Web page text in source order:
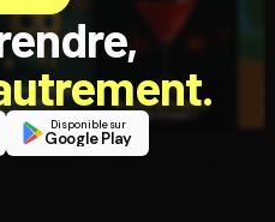
Disponible sur
Google Play